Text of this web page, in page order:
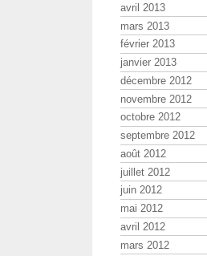
avril 2013
mars 2013
février 2013
janvier 2013
décembre 2012
novembre 2012
octobre 2012
septembre 2012
août 2012
juillet 2012
juin 2012
mai 2012
avril 2012
mars 2012